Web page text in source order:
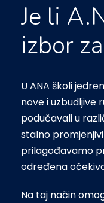
Je li
izbor
U ANA školi
nove i uzbudljive
podučavali u
stalno
prilagođavamo
određena
Na taj način